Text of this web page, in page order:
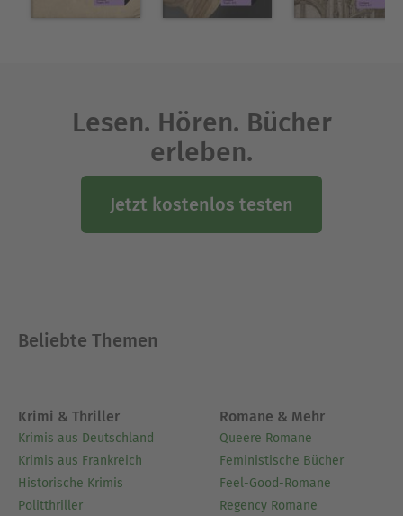
Lesen. Hören. Bücher
erleben.
Jetzt kostenlos testen
Beliebte Themen
Krimi & Thriller
Krimis aus Deutschland
Krimis aus Frankreich
Historische Krimis
Politthriller
Romane & Mehr
Queere Romane
Feministische Bücher
Feel-Good-Romane
Regency Romane